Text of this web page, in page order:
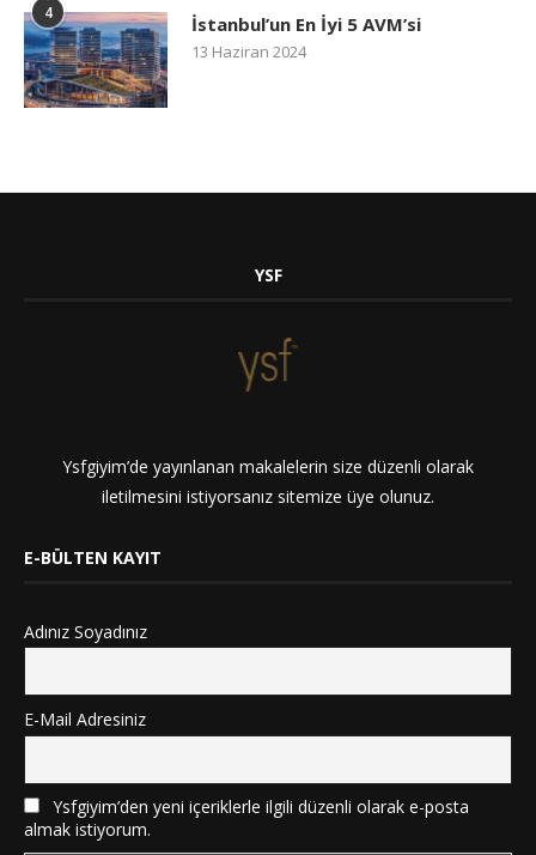
4 İstanbul’un En İyi 5 AVM’si
13 Haziran 2024
YSF
Ysfgiyim’de yayınlanan makalelerin size düzenli olarak
iletilmesini istiyorsanız sitemize üye olunuz.
E-BÜLTEN KAYIT
Adınız Soyadınız
E-Mail Adresiniz
Ysfgiyim’den yeni içeriklerle ilgili düzenli olarak e-posta
almak istiyorum.